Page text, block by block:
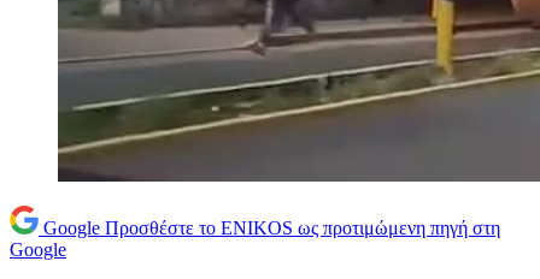
Google Προσθέστε το ENIKOS ως προτιμώμενη πηγή στη
Google